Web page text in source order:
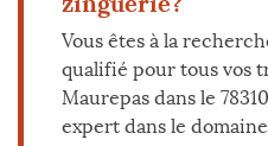
Vous êtes à la
qualifié pour tous vos
Maurepas dans le
expert dans le